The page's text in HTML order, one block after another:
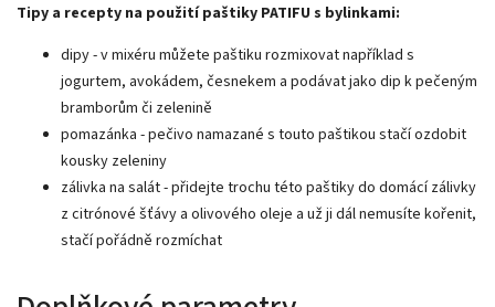
Tipy a recepty na použití paštiky PATIFU s bylinkami:
dipy - v mixéru můžete paštiku rozmixovat například s
jogurtem, avokádem, česnekem a podávat jako dip k pečeným
bramborům či zelenině
pomazánka - pečivo namazané s touto paštikou stačí ozdobit
kousky zeleniny
zálivka na salát - přidejte trochu této paštiky do domácí zálivky
z citrónové šťávy a olivového oleje a už ji dál nemusíte kořenit,
stačí pořádně rozmíchat